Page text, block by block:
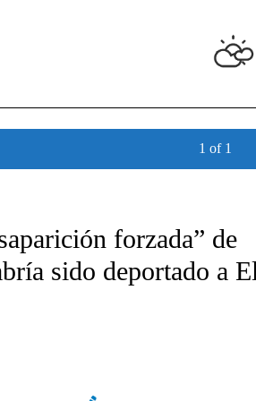
1 of 1
ABOUT NEW PAGES ON "CNN - SPANISH".
forzada” de
sido deportado a El